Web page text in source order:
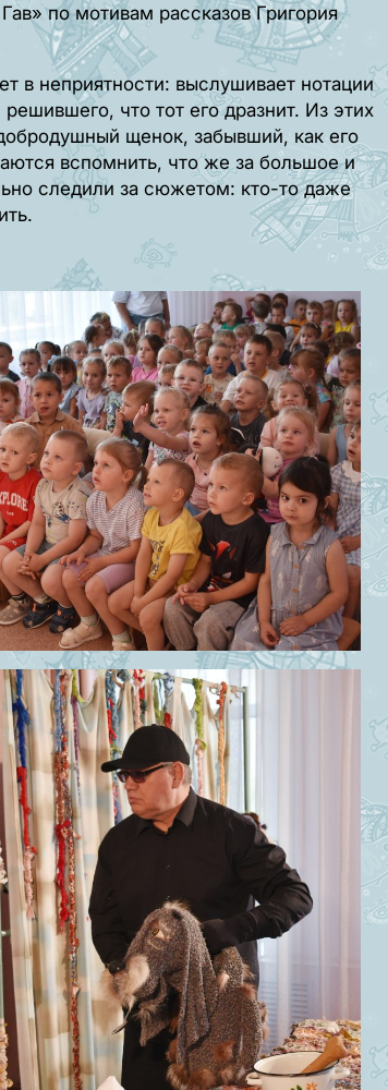
по мотивам рассказов Григория
в неприятности: выслушивает нотации
что тот его дразнит. Из этих
щенок, забывший, как его
вспомнить, что же за большое и
следили за сюжетом: кто-то даже